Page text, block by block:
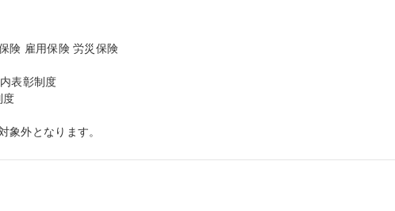
険 雇用保険 労災保険
表彰制度
度
象外となります。